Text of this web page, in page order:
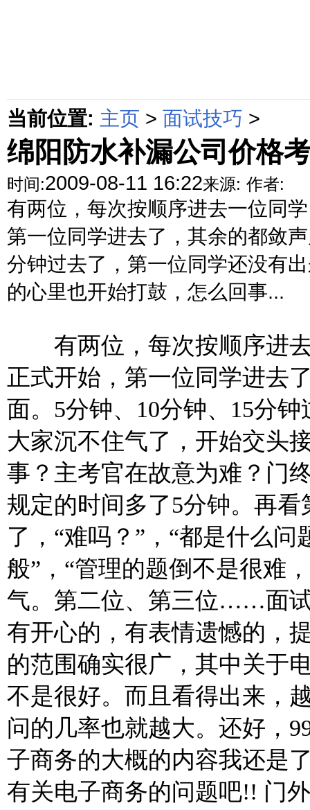
当前位置: 主页 > 面试技巧 >
绵阳防水补漏公司价格
时间:2009-08-11 16:22来源: 作者:
有两位，每次按顺序进去一位同
第一位同学进去了，其余的都敛
分钟过去了，第一位同学还没有
的心里也开始打鼓，怎么回事...
有两位，每次按顺序进去
正式开始，第一位同学进去
面。5分钟、10分钟、15分
大家沉不住气了，开始交头
事？主考官在故意为难？门
规定的时间多了5分钟。再
了，“难吗？”，“都是什么问
般”，“管理的题倒不是很难
气。第二位、第三位……面
有开心的，有表情遗憾的，
的范围确实很广，其中关于
不是很好。而且看得出来，
问的几率也就越大。还好，
子商务的大概的内容我还是
有关电子商务的问题吧!! 门